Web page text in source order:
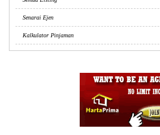
Senarai Ejen
Kalkulator Pinjaman